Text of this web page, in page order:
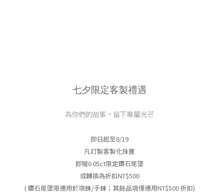
七夕限定客製禮遇
為你們的故事，留下專屬光芒
即日起至8/19
凡訂製客製化珠寶
即贈0.05ct限定鑽石尾墜
或轉換為折扣NT$500
( 鑽石尾墜限適用於項鍊/手鍊；其餘品項僅適用NT$500 折扣)